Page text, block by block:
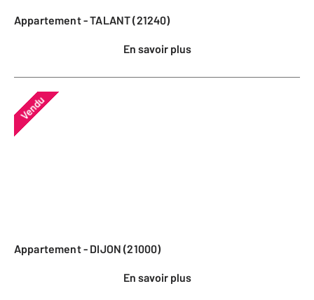
Appartement - TALANT (21240)
En savoir plus
Vendu
Appartement - DIJON (21000)
En savoir plus